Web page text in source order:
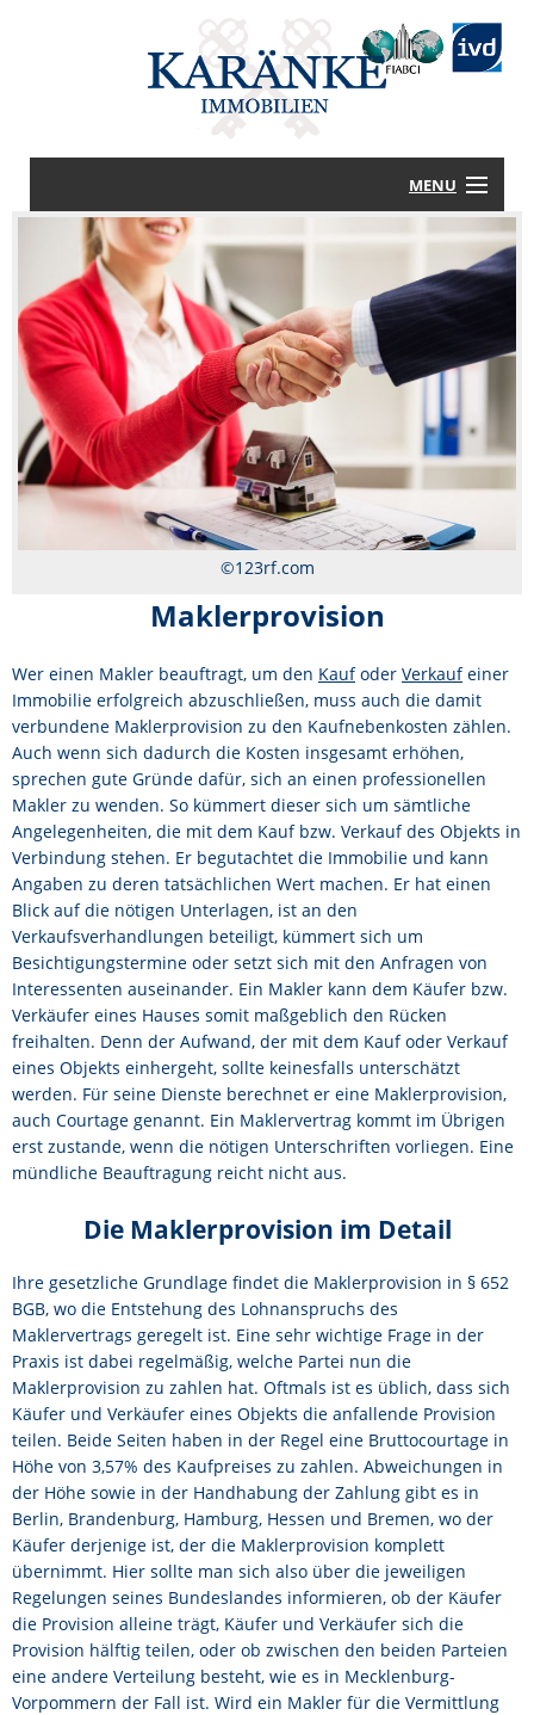
MENU
STARTSEITE
HAUS KAUFEN
HAUS VERKAUFEN
LEISTUNGEN
WISSENSWERTES
STADTTEILE
KONTAKT
©123rf.com
Maklerprovision
Wer einen Makler beauftragt, um den Kaufoder Verkaufeiner
Immobilie erfolgreich abzuschließen, muss auch die damit
verbundene Maklerprovision zu den Kaufnebenkosten zählen.
Auch wenn sich dadurch die Kosten insgesamt erhöhen,
sprechen gute Gründe dafür, sich an einen professionellen
Makler zu wenden. So kümmert dieser sich um sämtliche
Angelegenheiten, die mit dem Kauf bzw. Verkauf des Objekts in
Verbindung stehen. Er begutachtet die Immobilie und kann
Angaben zu deren tatsächlichen Wert machen. Er hat einen
Blick auf die nötigen Unterlagen, ist an den
Verkaufsverhandlungen beteiligt, kümmert sich um
Besichtigungstermine oder setzt sich mit den Anfragen von
Interessenten auseinander. Ein Makler kann dem Käufer bzw.
Verkäufer eines Hauses somit maßgeblich den Rücken
freihalten. Denn der Aufwand, der mit dem Kauf oder Verkauf
eines Objekts einhergeht, sollte keinesfalls unterschätzt
werden. Für seine Dienste berechnet er eine Maklerprovision,
auch Courtage genannt. Ein Maklervertrag kommt im Übrigen
erst zustande, wenn die nötigen Unterschriften vorliegen. Eine
mündliche Beauftragung reicht nicht aus.
Die Maklerprovision im Detail
Ihre gesetzliche Grundlage findet die Maklerprovision in § 652
BGB, wo die Entstehung des Lohnanspruchs des
Maklervertrags geregelt ist. Eine sehr wichtige Frage in der
Praxis ist dabei regelmäßig, welche Partei nun die
Maklerprovision zu zahlen hat. Oftmals ist es üblich, dass sich
Käufer und Verkäufer eines Objekts die anfallende Provision
teilen. Beide Seiten haben in der Regel eine Bruttocourtage in
Höhe von 3,57% des Kaufpreises zu zahlen. Abweichungen in
der Höhe sowie in der Handhabung der Zahlung gibt es in
Berlin, Brandenburg, Hamburg, Hessen und Bremen, wo der
Käufer derjenige ist, der die Maklerprovision komplett
übernimmt. Hier sollte man sich also über die jeweiligen
Regelungen seines Bundeslandes informieren, ob der Käufer
die Provision alleine trägt, Käufer und Verkäufer sich die
Provision hälftig teilen, oder ob zwischen den beiden Parteien
eine andere Verteilung besteht, wie es in Mecklenburg-
Vorpommern der Fall ist. Wird ein Makler für die Vermittlung